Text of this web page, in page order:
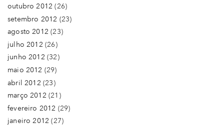
outubro 2012 (26)
setembro 2012 (23)
agosto 2012 (23)
julho 2012 (26)
junho 2012 (32)
maio 2012 (29)
abril 2012 (23)
março 2012 (21)
fevereiro 2012 (29)
janeiro 2012 (27)